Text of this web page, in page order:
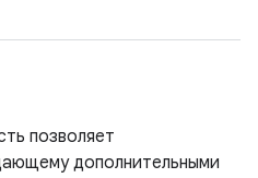
позволяет
дополнительными